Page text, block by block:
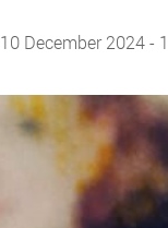
10 December 2024 -